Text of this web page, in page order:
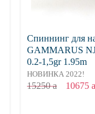
Спиннинг для
GAMMARUS
0.2-1,5gr 1.95m
НОВИНКА 2022!
15250a 10675 a